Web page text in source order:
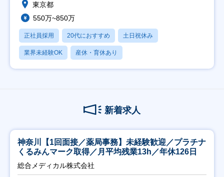
東京都
550万~850万
正社員採用 20代におすすめ 土日祝休み
業界未経験OK 産休・育休あり
新着求人
神奈川【1回面接／薬局事務】未経験歓迎／プラチナ
くるみんマーク取得／月平均残業13h／年休126日
総合メディカル株式会社